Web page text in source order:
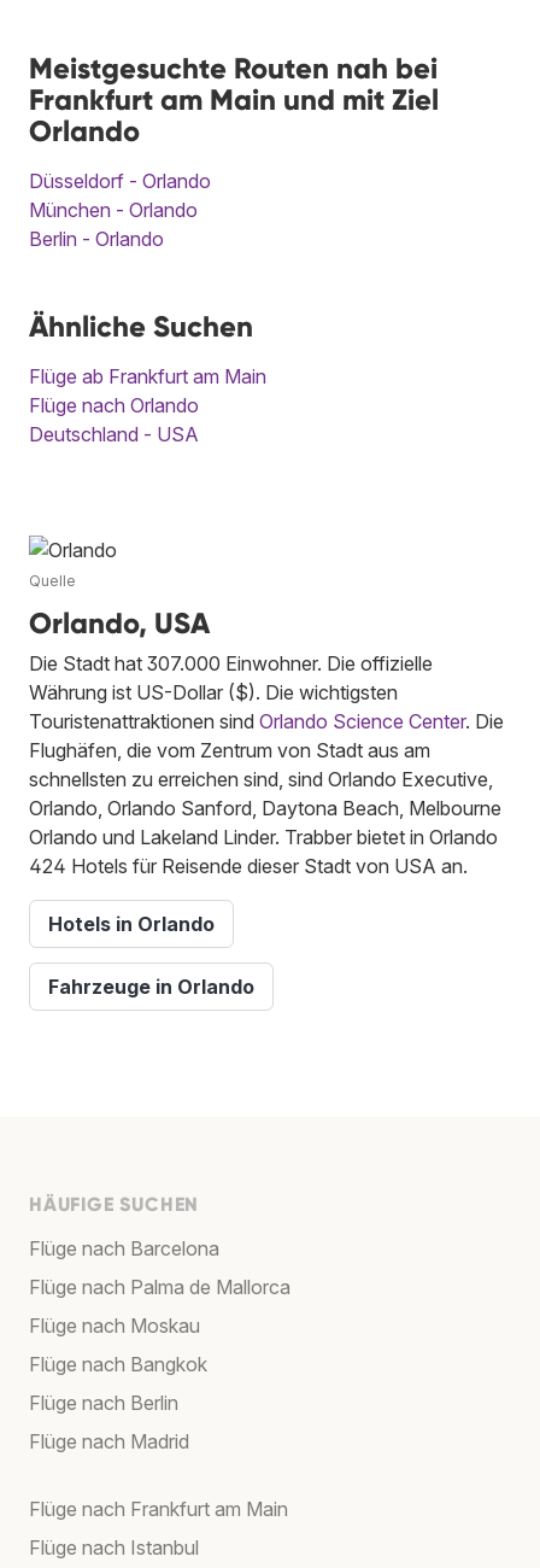
Meistgesuchte Routen nah bei
Frankfurt am Main und mit Ziel
Orlando
Düsseldorf - Orlando
München - Orlando
Berlin - Orlando
Ähnliche Suchen
Flüge ab Frankfurt am Main
Flüge nach Orlando
Deutschland - USA
Quelle
Orlando, USA
Die Stadt hat 307.000 Einwohner. Die offizielle
Währung ist US-Dollar ($). Die wichtigsten
Touristenattraktionen sind Orlando Science Center. Die
Flughäfen, die vom Zentrum von Stadt aus am
schnellsten zu erreichen sind, sind Orlando Executive,
Orlando, Orlando Sanford, Daytona Beach, Melbourne
Orlando und Lakeland Linder. Trabber bietet in Orlando
424 Hotels für Reisende dieser Stadt von USA an.
Hotels in Orlando
Fahrzeuge in Orlando
HÄUFIGE SUCHEN
Flüge nach Barcelona
Flüge nach Palma de Mallorca
Flüge nach Moskau
Flüge nach Bangkok
Flüge nach Berlin
Flüge nach Madrid
Flüge nach Frankfurt am Main
Flüge nach Istanbul